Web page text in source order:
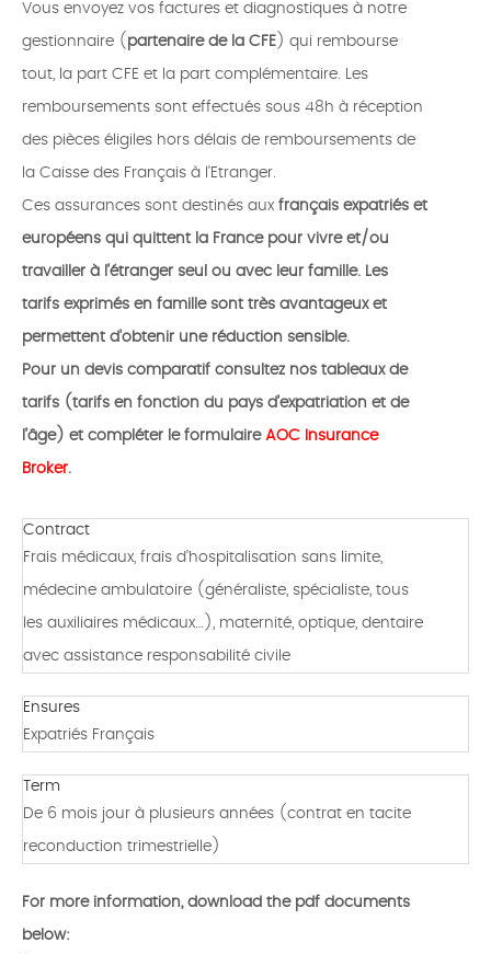
Vous envoyez vos factures et diagnostiques à notre
gestionnaire ( partenaire de la CFE ) qui rembourse
tout, la part CFE et la part complémentaire. Les
remboursements sont effectués sous 48h à réception
des pièces éligiles hors délais de remboursements de
la Caisse des Français à l'Etranger.
Ces assurances sont destinés aux français expatriés et
européens qui quittent la France pour vivre et/ou
travailler à l’étranger seul ou avec leur famille. Les
tarifs exprimés en famille sont très avantageux et
permettent d'obtenir une réduction sensible.
Pour un devis comparatif consultez nos tableaux de
tarifs (tarifs en fonction du pays d’expatriation et de
l’âge) et compléter le formulaire AOC Insurance
Broker.
Contract
Frais médicaux, frais d’hospitalisation sans limite,
médecine ambulatoire (généraliste, spécialiste, tous
les auxiliaires médicaux…), maternité, optique, dentaire
avec assistance responsabilité civile
Ensures
Expatriés Français
Term
De 6 mois jour à plusieurs années (contrat en tacite
reconduction trimestrielle)
For more information, download the pdf documents
below: